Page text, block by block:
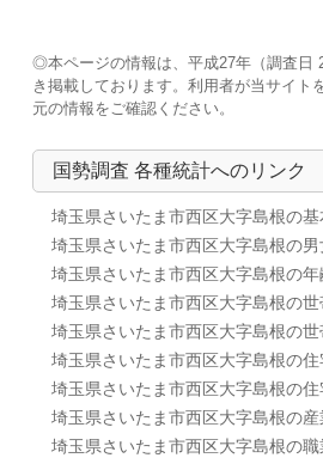
◎本ページの情報は、平成27年（調査日
き掲載しております。利用者が当サイ
元の情報をご確認ください。
国勢調査 各種統計へのリンク
埼玉県さいたま市西区大字島根の基
埼玉県さいたま市西区大字島根の
埼玉県さいたま市西区大字島根の
埼玉県さいたま市西区大字島根の
埼玉県さいたま市西区大字島根の
埼玉県さいたま市西区大字島根の
埼玉県さいたま市西区大字島根の
埼玉県さいたま市西区大字島根の
埼玉県さいたま市西区大字島根の